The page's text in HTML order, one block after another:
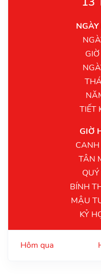
TIẾT
GIỜ
TÂN
BÍNH
MẬU
KỶ
Hôm qua